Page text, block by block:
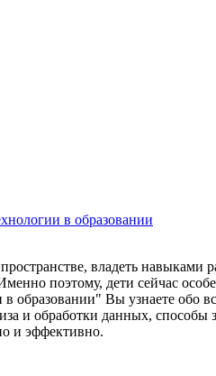
в образовании
владеть
поэтому, дети сейчас
Вы узнаете обо
и обработки данных,
и эффективно.